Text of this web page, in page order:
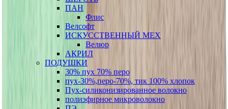
ПАН
Флис
Велсофт
ИСКУССТВЕННЫЙ МЕХ
Велюр
АКРИЛ
ПОДУШКИ
30% пух 70% перо
пух-30%,перо-70%, тик 100% хлопок
Пух-силиконизированное волокно
полиэфирное микроволокно